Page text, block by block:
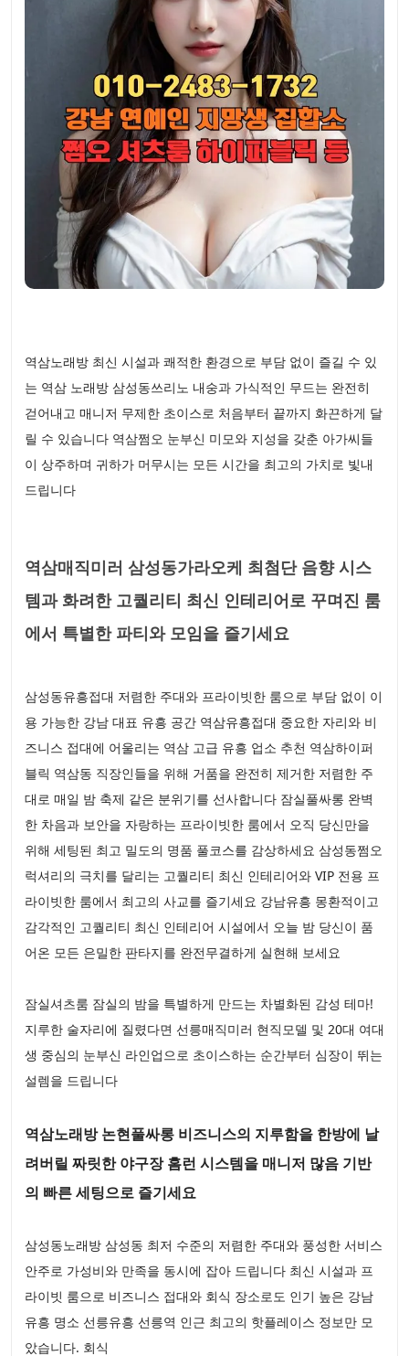
역삼노래방 최신 시설과 쾌적한 환경으로 부담 없이 즐길 수 있
는 역삼 노래방 삼성동쓰리노 내숭과 가식적인 무드는 완전히
걷어내고 매니저 무제한 초이스로 처음부터 끝까지 화끈하게 달
릴 수 있습니다 역삼쩜오 눈부신 미모와 지성을 갖춘 아가씨들
이 상주하며 귀하가 머무시는 모든 시간을 최고의 가치로 빛내
드립니다
역삼매직미러 삼성동가라오케 최첨단 음향 시스
템과 화려한 고퀄리티 최신 인테리어로 꾸며진 룸
에서 특별한 파티와 모임을 즐기세요
삼성동유흥접대 저렴한 주대와 프라이빗한 룸으로 부담 없이 이
용 가능한 강남 대표 유흥 공간 역삼유흥접대 중요한 자리와 비
즈니스 접대에 어울리는 역삼 고급 유흥 업소 추천 역삼하이퍼
블릭 역삼동 직장인들을 위해 거품을 완전히 제거한 저렴한 주
대로 매일 밤 축제 같은 분위기를 선사합니다 잠실풀싸롱 완벽
한 차음과 보안을 자랑하는 프라이빗한 룸에서 오직 당신만을
위해 세팅된 최고 밀도의 명품 풀코스를 감상하세요 삼성동쩜오
럭셔리의 극치를 달리는 고퀄리티 최신 인테리어와 VIP 전용 프
라이빗한 룸에서 최고의 사교를 즐기세요 강남유흥 몽환적이고
감각적인 고퀄리티 최신 인테리어 시설에서 오늘 밤 당신이 품
어온 모든 은밀한 판타지를 완전무결하게 실현해 보세요
잠실셔츠룸 잠실의 밤을 특별하게 만드는 차별화된 감성 테마!
지루한 술자리에 질렸다면 선릉매직미러 현직모델 및 20대 여대
생 중심의 눈부신 라인업으로 초이스하는 순간부터 심장이 뛰는
설렘을 드립니다
역삼노래방 논현풀싸롱 비즈니스의 지루함을 한방에 날
려버릴 짜릿한 야구장 홈런 시스템을 매니저 많음 기반
의 빠른 세팅으로 즐기세요
삼성동노래방 삼성동 최저 수준의 저렴한 주대와 풍성한 서비스
안주로 가성비와 만족을 동시에 잡아 드립니다 최신 시설과 프
라이빗 룸으로 비즈니스 접대와 회식 장소로도 인기 높은 강남
유흥 명소 선릉유흥 선릉역 인근 최고의 핫플레이스 정보만 모
았습니다. 회식